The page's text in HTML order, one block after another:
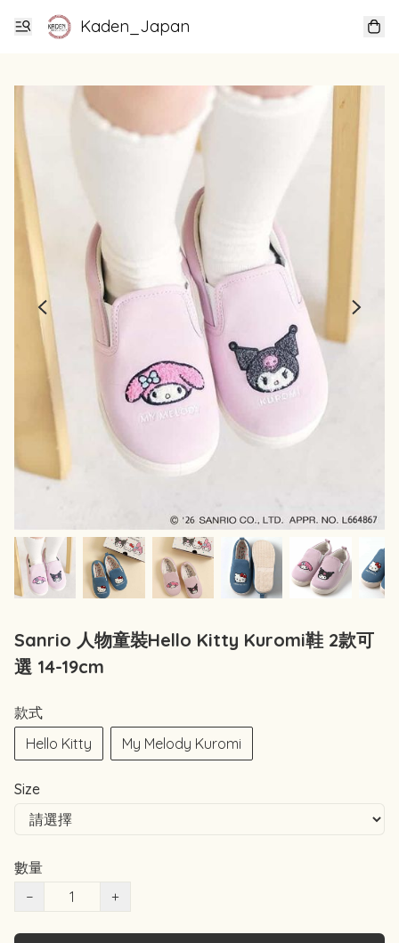
Kaden_Japan
Sanrio 人物童裝Hello Kitty Kuromi鞋 2款可
選 14-19cm
款式
Hello Kitty
My Melody Kuromi
Size
數量
−
+